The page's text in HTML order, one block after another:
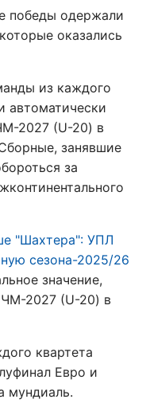
победы одержали
оказались
из каждого
автоматически
2027 (U-20) в
занявшие
за
"Шахтера": УПЛ
сезона-2025/26
значение,
ЧМ-2027 (U-20) в
квартета
Евро и
мундиаль.